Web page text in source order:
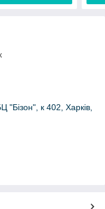
"Бізон", к 402, Харків,